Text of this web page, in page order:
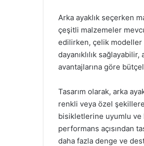
Arka ayaklık seçerken
çeşitli malzemeler
edilirken, çelik modeller
dayanıklılık
avantajlarına göre
Tasarım olarak, arka
renkli veya özel
bisikletlerine uyumlu ve
performans açısından
daha fazla denge ve